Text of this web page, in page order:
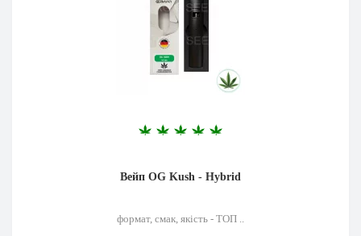
Вейп OG Kush - Hybrid
формат, смак, якість - ТОП ..